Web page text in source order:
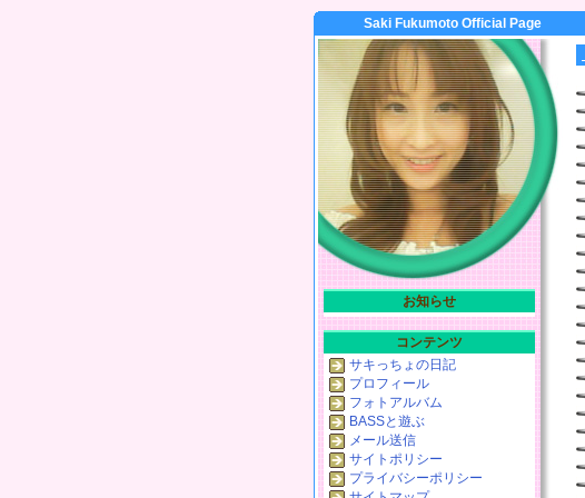
Saki Fukumoto Official Page
お知らせ
コンテンツ
サキっちょの日記
プロフィール
フォトアルバム
BASSと遊ぶ
メール送信
サイトポリシー
プライバシーポリシー